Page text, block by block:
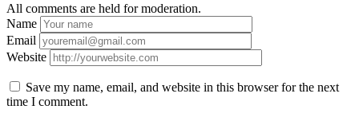
All comments are held for moderation.
Name
Email
Website
Save my name, email, and website in this browser for the next
time I comment.